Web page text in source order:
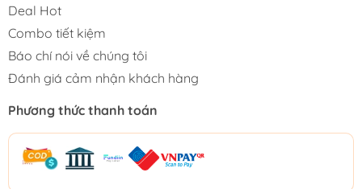
Deal Hot
Combo tiết kiệm
Báo chí nói về chúng tôi
Đánh giá cảm nhận khách hàng
Phương thức thanh toán